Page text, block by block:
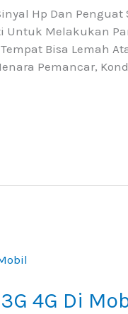
Hp Dan
Untuk Melakukan
Bisa Lemah
Pemancar,
4G Di